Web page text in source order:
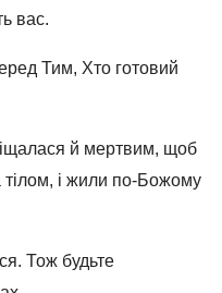
вас.
Тим, Хто готовий
й мертвим, щоб
тілом, і жили по-Божому
Тож будьте